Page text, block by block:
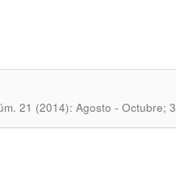
21 (2014): Agosto - Octubre; 3